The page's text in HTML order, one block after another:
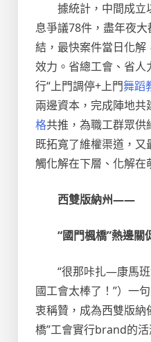
據統計，中間成立
息爭議78件，盡年夜
結，最快案件當日化
效力。省總工會、省
行“上門調停+上門舞蹈
兩邊資本，完成陣地
格共推，為職工群眾供
既拓寬了維權渠道，
觸化解在下層、化解在
西雙版納州——
“國門楓橋”熱邊關
“很那咔扎—康馬
國工會太棒了！”）一
衷稱贊，成為西雙版納
橋”工會實行brand的活